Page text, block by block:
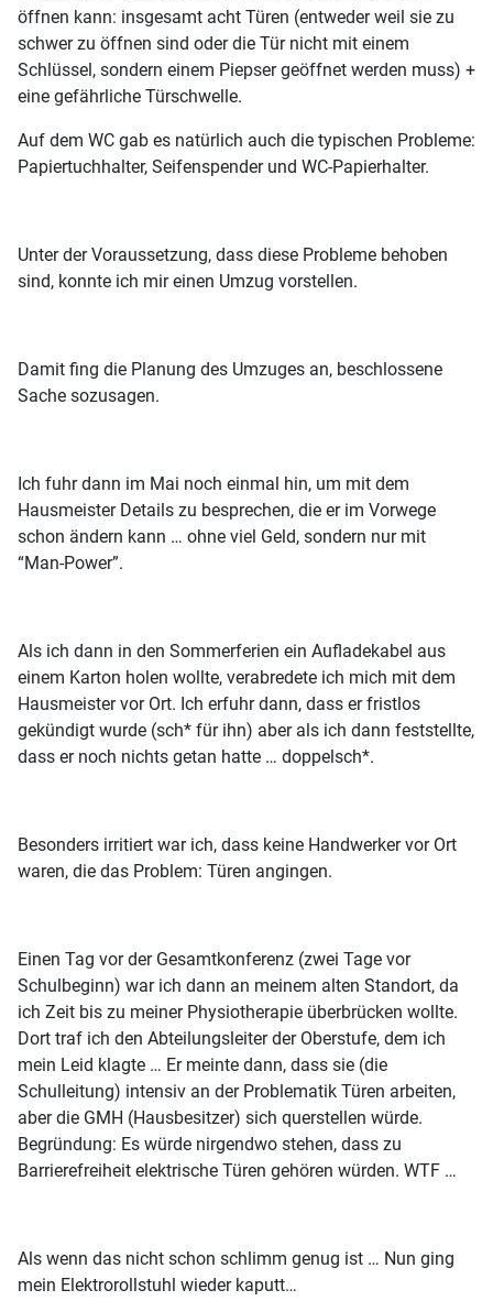
öffnen kann: insgesamt acht Türen (entweder weil sie zu
schwer zu öffnen sind oder die Tür nicht mit einem
Schlüssel, sondern einem Piepser geöffnet werden muss) +
eine gefährliche Türschwelle.
Auf dem WC gab es natürlich auch die typischen Probleme:
Papiertuchhalter, Seifenspender und WC-Papierhalter.
Unter der Voraussetzung, dass diese Probleme behoben
sind, konnte ich mir einen Umzug vorstellen.
Damit fing die Planung des Umzuges an, beschlossene
Sache sozusagen.
Ich fuhr dann im Mai noch einmal hin, um mit dem
Hausmeister Details zu besprechen, die er im Vorwege
schon ändern kann … ohne viel Geld, sondern nur mit
“Man-Power”.
Als ich dann in den Sommerferien ein Aufladekabel aus
einem Karton holen wollte, verabredete ich mich mit dem
Hausmeister vor Ort. Ich erfuhr dann, dass er fristlos
gekündigt wurde (sch* für ihn) aber als ich dann feststellte,
dass er noch nichts getan hatte … doppelsch*.
Besonders irritiert war ich, dass keine Handwerker vor Ort
waren, die das Problem: Türen angingen.
Einen Tag vor der Gesamtkonferenz (zwei Tage vor
Schulbeginn) war ich dann an meinem alten Standort, da
ich Zeit bis zu meiner Physiotherapie überbrücken wollte.
Dort traf ich den Abteilungsleiter der Oberstufe, dem ich
mein Leid klagte … Er meinte dann, dass sie (die
Schulleitung) intensiv an der Problematik Türen arbeiten,
aber die GMH (Hausbesitzer) sich querstellen würde.
Begründung: Es würde nirgendwo stehen, dass zu
Barrierefreiheit elektrische Türen gehören würden. WTF …
Als wenn das nicht schon schlimm genug ist … Nun ging
mein Elektrorollstuhl wieder kaputt…